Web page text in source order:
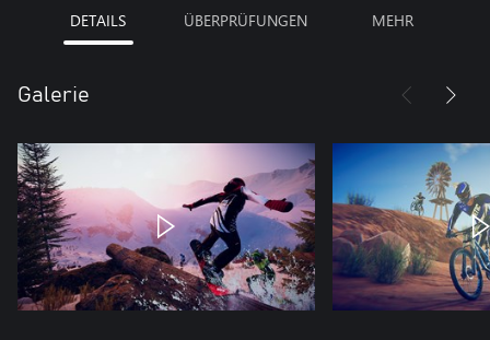
DETAILS ÜBERPRÜFUNGEN MEHR
Galerie